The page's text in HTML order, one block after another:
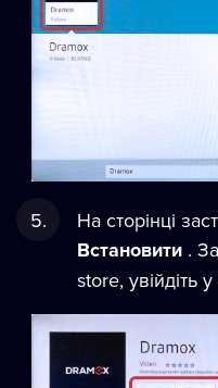
На сторінці
Встановити .
store, увійдіть